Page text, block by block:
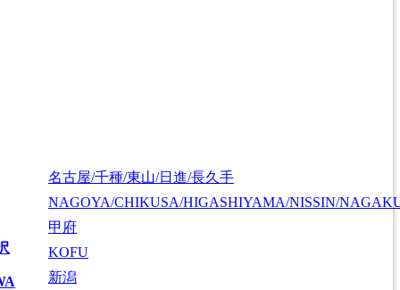
名古屋/千種/東山/日進/長久手
NAGOYA/CHIKUSA/HIGASHIYAMA/NISSIN/
甲府
KOFU
新潟